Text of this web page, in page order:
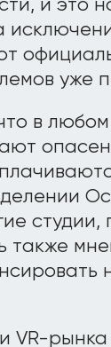
и это
уже
в
также
VR-